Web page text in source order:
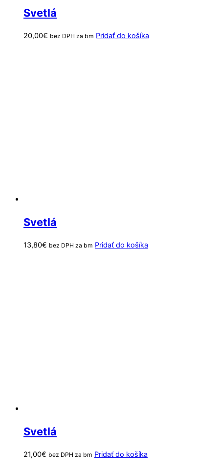
Svetlá
20,00€ bez DPH za bm Pridať do košíka
Svetlá
13,80€ bez DPH za bm Pridať do košíka
Svetlá
21,00€ bez DPH za bm Pridať do košíka